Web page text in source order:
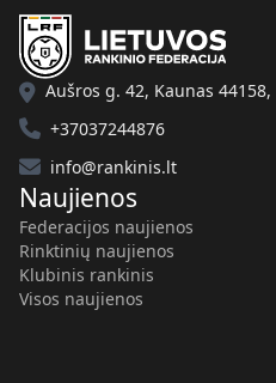
Aušros g. 42, Kaunas 44158,
+37037244876
info@rankinis.lt
Naujienos
Federacijos naujienos
Rinktinių naujienos
Klubinis rankinis
Visos naujienos